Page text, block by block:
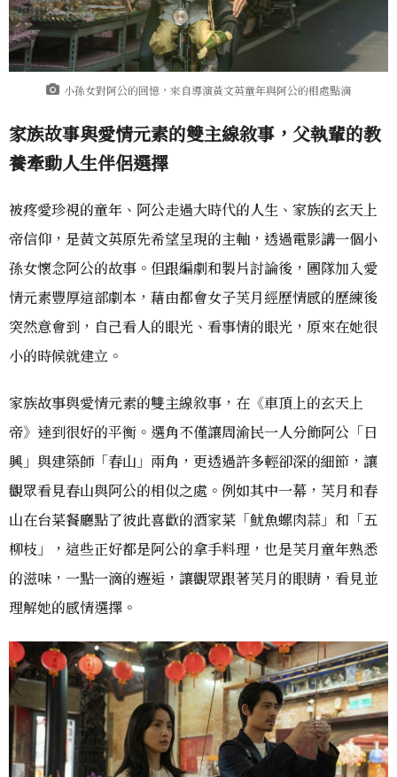
小孫女對阿公的回憶，來自導演黃文英童年與阿公的相處點滴
家族故事與愛情元素的雙主線敘事，父執輩的教
養牽動人生伴侶選擇
被疼愛珍視的童年、阿公走過大時代的人生、家族的玄天上
帝信仰，是黃文英原先希望呈現的主軸，透過電影講一個小
孫女懷念阿公的故事。但跟編劇和製片討論後，團隊加入愛
情元素豐厚這部劇本，藉由都會女子芙月經歷情感的歷練後
突然意會到，自己看人的眼光、看事情的眼光，原來在她很
小的時候就建立。
家族故事與愛情元素的雙主線敘事，在《車頂上的玄天上
帝》達到很好的平衡。選角不僅讓周渝民一人分飾阿公「日
興」與建築師「春山」兩角，更透過許多輕卻深的細節，讓
觀眾看見春山與阿公的相似之處。例如其中一幕，芙月和春
山在台菜餐廳點了彼此喜歡的酒家菜「魷魚螺肉蒜」和「五
柳枝」，這些正好都是阿公的拿手料理，也是芙月童年熟悉
的滋味，一點一滴的邂逅，讓觀眾跟著芙月的眼睛，看見並
理解她的感情選擇。